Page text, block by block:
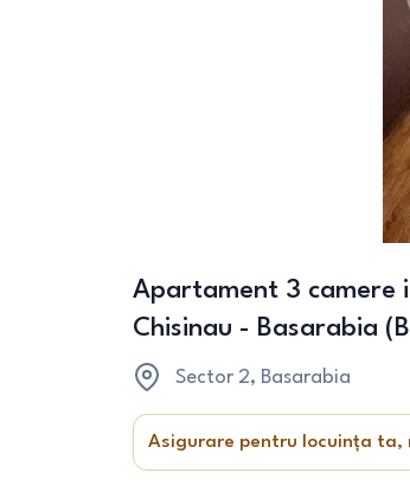
Apartament 3 camere
Chisinau - Basarabia
Sector 2, Basarabia
Asigurare pentru locuința ta,